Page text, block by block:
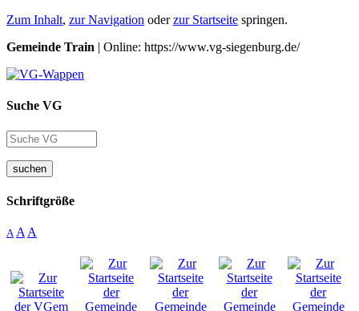
Zum Inhalt, zur Navigation oderzur Startseite springen.
Gemeinde Train | Online: https://www.vg-siegenburg.de/
Suche VG
suchen
Schriftgröße
A A A